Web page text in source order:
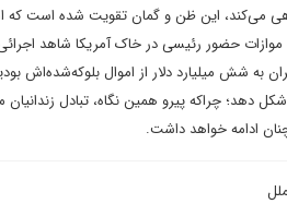
می‌کند، این ظن و گمان تقویت شده است که
موازات حضور رئیسی در خاک آمریکا شاهد
به شش میلیارد دلار از اموال بلوکه‌شده‌اش
دهد؛ چراکه پیرو همین نگاه، تبادل
ادامه خواهد داشت.